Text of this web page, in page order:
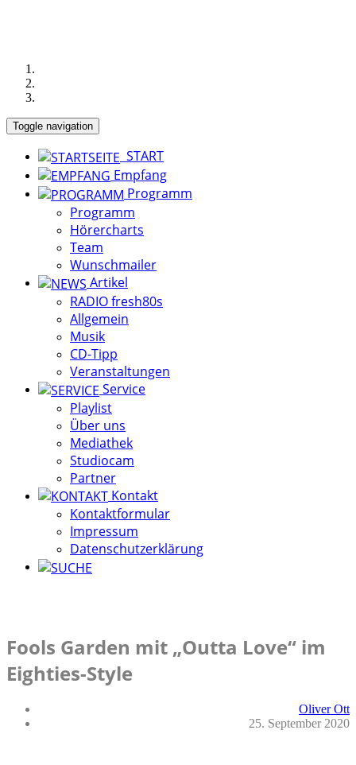
Toggle navigation
START
Empfang
Programm
Programm
Hörercharts
Team
Wunschmailer
Artikel
RADIO fresh80s
Allgemein
Musik
CD-Tipp
Veranstaltungen
Service
Playlist
Über uns
Mediathek
Studiocam
Partner
Kontakt
Kontaktformular
Impressum
Datenschutzerklärung
Fools Garden mit „Outta Love“ im
Eighties-Style
Oliver Ott
25. September 2020